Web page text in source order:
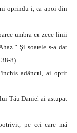
oprindu-i, ca apoi din
umbra cu zece linii
Şi soarele s-a dat
38-8)
adâncul, ai oprit
Tău Daniel ai astupat
pe cei care mă